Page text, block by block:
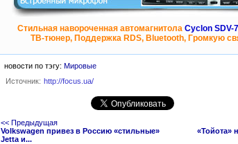
Стильная навороченная автомагнитолаCyclon SDV-
ТВ-тюнер, Поддержка RDS, Bluetooth, Громкую
новости по тэгу: Мировые
Источник: http://focus.ua/
<< Предыдущая
Volkswagen привез в Россию «стильные»
Jetta и...
«Тойота»